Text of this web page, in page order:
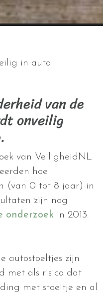
in auto
van de
onveilig
van VeiligheidNL
hoe
(van 0 tot 8 jaar) in
zijn nog
onderzoek in 2013.
autostoeltjes zijn
met als risico dat
met stoeltje en al